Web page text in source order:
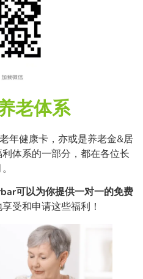
老体系
年健康卡，亦或是养老金&居
体系的一部分，都在各位长
可以为你提供一对一的免费
受和申请这些福利！